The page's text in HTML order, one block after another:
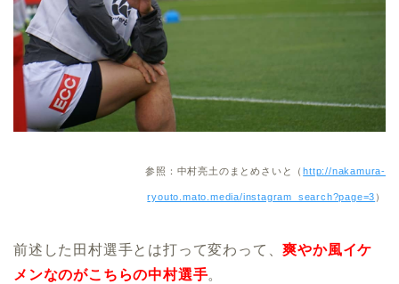
参照：中村亮土のまとめさいと（ http://nakamura-
ryouto.mato.media/instagram_search?page=3 ）
前述した田村選手とは打って変わって、爽やか風イケ
メンなのがこちらの中村選手。